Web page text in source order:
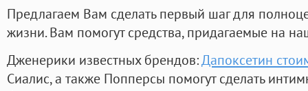
Предлагаем Вам сделать первый шаг для
жизни. Вам помогут средства, придагаемые на
Дженерики известных брендов:Дапоксетин
Сиалис, а также Попперсы помогут сделать